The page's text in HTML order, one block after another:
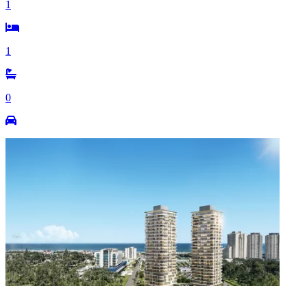
1
1
0